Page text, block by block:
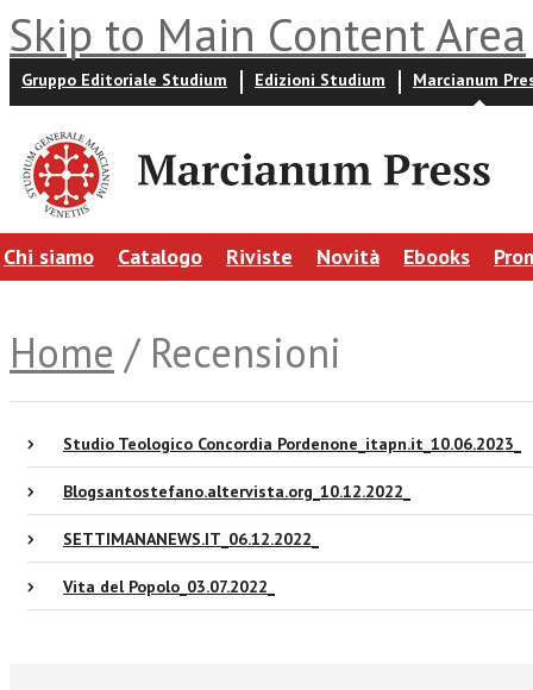
Skip to Main Content Area
Gruppo Editoriale Studium Edizioni Studium Marcianum
Chi siamo Catalogo Riviste Novità Ebooks
Home / Recensioni
Studio Teologico Concordia Pordenone_itapn.it_10.06.2023_
Blogsantostefano.altervista.org_10.12.2022_
SETTIMANANEWS.IT_06.12.2022_
Vita del Popolo_03.07.2022_